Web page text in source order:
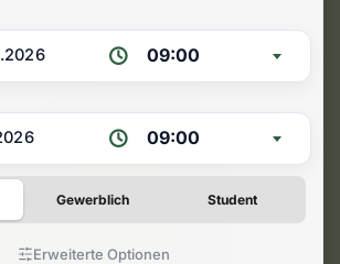
09:00
09:00
Gewerblich Student
Erweiterte Optionen